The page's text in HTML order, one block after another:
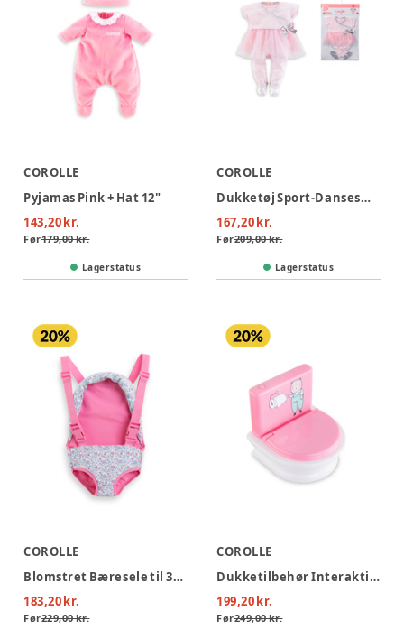
COROLLE
Pyjamas Pink + Hat 12"
143,20 kr.
Før179,00 kr.
Lagerstatus
COROLLE
Dukketøj Sport-Dansesæt, 36 cm
167,20 kr.
Før209,00 kr.
Lagerstatus
COROLLE
Blomstret Bæresele til 30 cm dukke
183,20 kr.
Før229,00 kr.
COROLLE
Dukketilbehør Interaktiv Toilet
199,20 kr.
Før249,00 kr.